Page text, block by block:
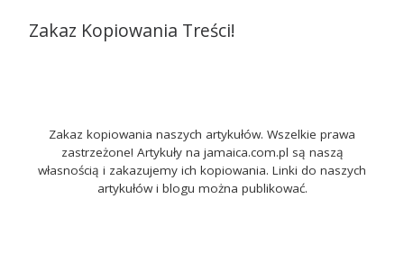
Zakaz Kopiowania Treści!
Zakaz kopiowania naszych artykułów. Wszelkie prawa
zastrzeżone! Artykuły na jamaica.com.pl są naszą
własnością i zakazujemy ich kopiowania. Linki do naszych
artykułów i blogu można publikować.